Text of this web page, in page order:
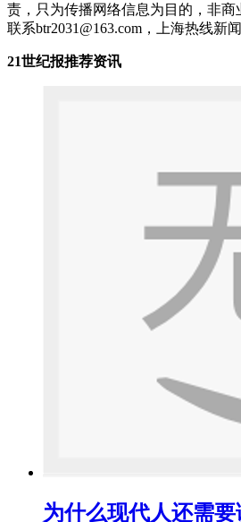
责，只为传播网络信息为目的，非
联系btr2031@163.com，上海热线新
21世纪报推荐资讯
为什么现代人还需